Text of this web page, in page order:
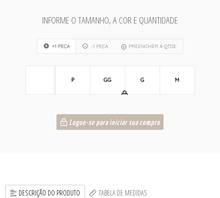
INFORME O TAMANHO, A COR E QUANTIDADE
+1 PEÇA -1 PEÇA PREENCHER A QTDE
P GG G M
Logue-se para iniciar sua compra
DESCRIÇÃO DO PRODUTO TABELA DE MEDIDAS